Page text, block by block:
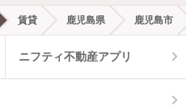
都市ガス
オートロック
賃貸 鹿児島県 鹿児島市
ニフティ不動産アプリ